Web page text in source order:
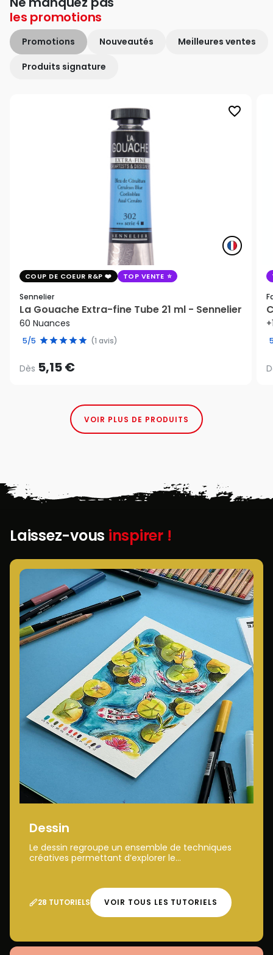
les promotions
Promotions Nouveautés Meilleures ventes
Produits signature
favorite_border
COUP DE COEUR R&P TOP VENTE
Sennelier
La Gouache Extra-fine Tube 21 ml - Sennelier
60 Nuances
5/5 (1 avis)
Dès 5,15 €
VOIR PLUS DE PRODUITS
Laissez-vous inspirer !
Dessin
Le dessin regroupe un ensemble de techniques
créatives permettant d’explorer le...
28 TUTORIELS VOIR TOUS LES TUTORIELS